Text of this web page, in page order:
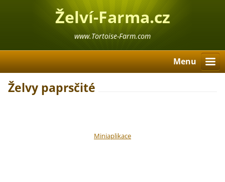
Želví-Farma.cz
www.Tortoise-Farm.com
Menu
Želvy paprsčité
Miniaplikace